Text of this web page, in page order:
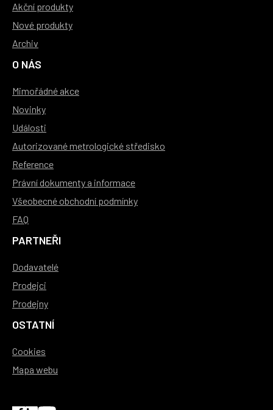
Akční produkty
Nové produkty
Archiv
O NÁS
Mimořádné akce
Novinky
Události
Autorizované metrologické středisko
Reference
Právní dokumenty a informace
Všeobecné obchodní podmínky
FAQ
PARTNEŘI
Dodavatelé
Prodejci
Prodejny
OSTATNÍ
Cookies
Mapa webu